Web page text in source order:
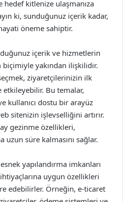
hedef kitlenize ulaşmanıza
ki, sunduğunuz içerik kadar,
öneme sahiptir.
içerik ve hizmetlerin
biçimiyle yakından ilişkilidir.
ziyaretçilerinizin ilk
Bu temalar,
kullanıcı dostu bir arayüz
sitenizin işlevselliğini artırır.
gezinme özellikleri,
süre kalmasını sağlar.
yapılandırma imkanları
uygun özellikleri
edebilirler. Örneğin, e-ticaret